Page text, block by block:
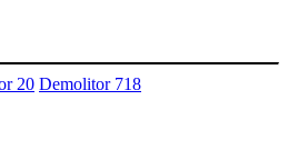
20 Demolitor 718